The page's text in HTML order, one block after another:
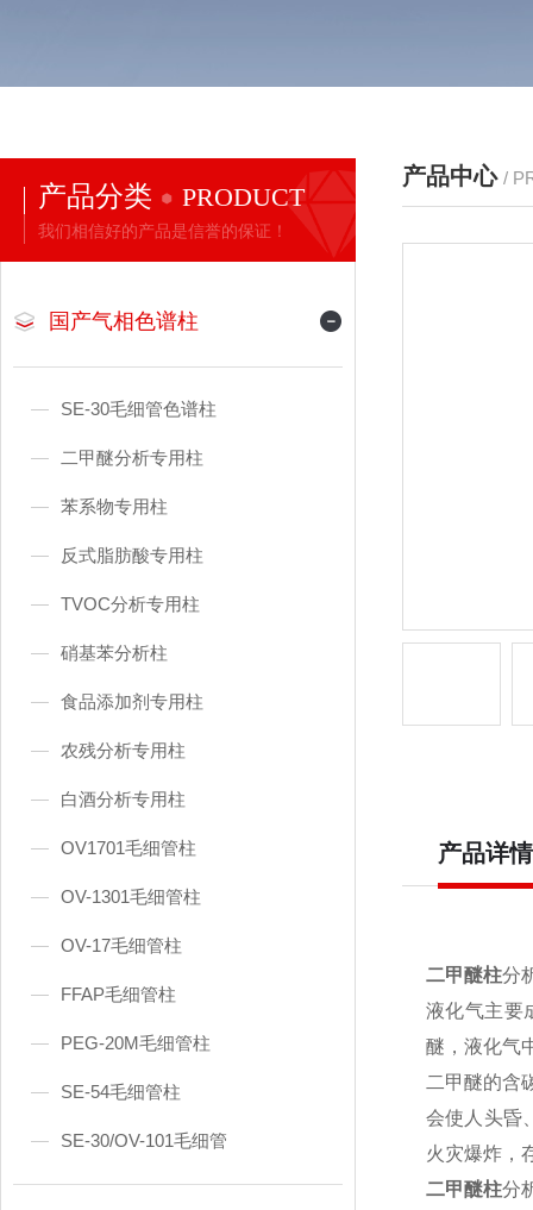
产品分类 PRODUCT
我们相信好的产品是信誉的保证！
国产气相色谱柱
SE-30毛细管色谱柱
二甲醚分析专用柱
苯系物专用柱
反式脂肪酸专用柱
TVOC分析专用柱
硝基苯分析柱
食品添加剂专用柱
农残分析专用柱
白酒分析专用柱
OV1701毛细管柱
OV-1301毛细管柱
OV-17毛细管柱
FFAP毛细管柱
PEG-20M毛细管柱
SE-54毛细管柱
SE-30/OV-101毛细管
产品中心 /
产品详情
二甲醚柱分
液化气主要
醚，液化气
二甲醚的含
会使人头昏
火灾爆炸，
二甲醚柱分